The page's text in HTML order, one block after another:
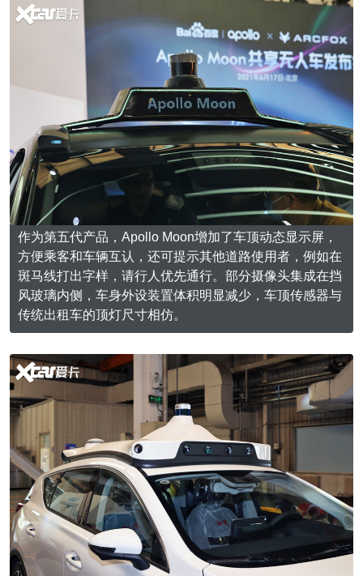
作为第五代产品，Apollo Moon增加了车顶动态显示屏，
方便乘客和车辆互认，还可提示其他道路使用者，例如在
斑马线打出字样，请行人优先通行。部分摄像头集成在挡
风玻璃内侧，车身外设装置体积明显减少，车顶传感器与
传统出租车的顶灯尺寸相仿。